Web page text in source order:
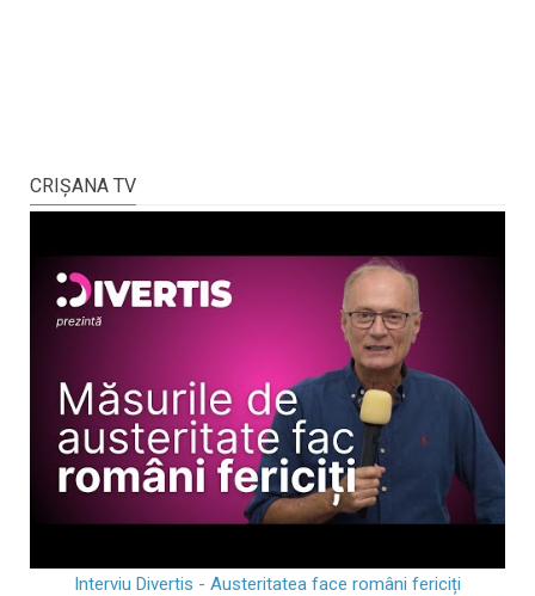
CRIŞANA TV
Interviu Divertis - Austeritatea face români fericiți